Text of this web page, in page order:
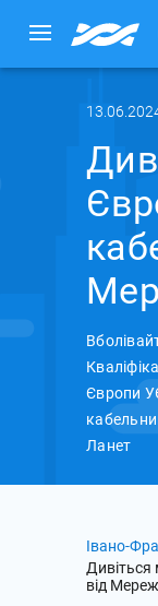
Європи
Ланет
Івано-
Дивіться
від